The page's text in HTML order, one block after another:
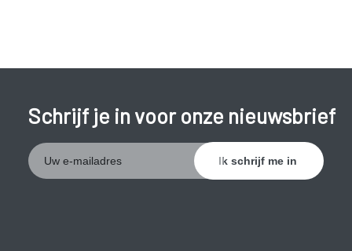
Schrijf je in voor onze nieuwsbrief